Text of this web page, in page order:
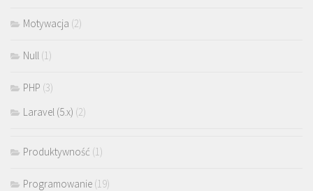
Motywacja (2)
Null (1)
PHP (3)
Laravel (5.x) (2)
Produktywność (1)
Programowanie (19)